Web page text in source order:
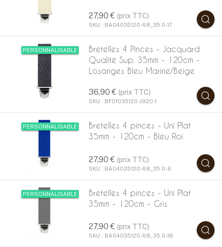
27,90 € (prix TTC)
SKU : BA04035120-68_35.0-17
PERSONNALISABLE
Bretelles 4 Pinces - Jacquard
Qualité Sup. 35mm - 120cm -
Losanges Bleu Marine/Beige
36,90 € (prix TTC)
SKU : BF01035120-J920-1
PERSONNALISABLE
Bretelles 4 pinces - Uni Plat
35mm - 120cm - Bleu Roi
27,90 € (prix TTC)
SKU : BA04035120-68_35.0-6
PERSONNALISABLE
Bretelles 4 pinces - Uni Plat
35mm - 120cm - Gris
27,90 € (prix TTC)
SKU : BA04035120-68_35.0-18